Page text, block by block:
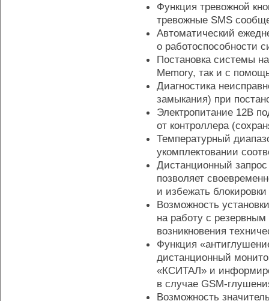
Функция тревожной
тревожные SMS
Автоматический
о работоспособности
Постановка системы
Memory, так и с
Диагностика
замыкания) при
Электропитание 12В
от контроллера
Температурный
укомплектовании
Дистанционный
позволяет
и избежать блокировки
Возможность
на работу с
возникновения
Функция
дистанционный
«КСИТАЛ» и
в случае GSM-
Возможность